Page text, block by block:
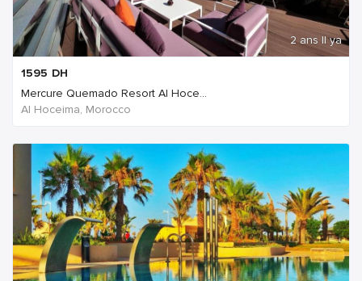
2 ans Il ya
1595 DH
Mercure Quemado Resort Al Hoce...
Al Hoceima, Morocco